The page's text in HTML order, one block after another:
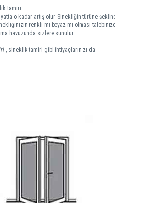
tamiri
o kadar artış olur. Sinekliğin türüne şekline
renkli mi beyaz mı olması talebinize
havuzunda sizlere sunulur.
, sineklik tamiri gibi ihtiyaçlarınızı da